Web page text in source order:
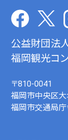
公益財団法
福岡観光コ
〒810-0041
福岡市中央区
福岡市交通局